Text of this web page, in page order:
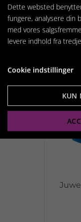
Dette websted
fungere, analysere din
med vores
levere indhold fra
Cookie indstillinger
KUN